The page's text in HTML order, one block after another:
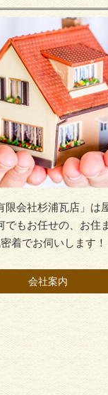
限会社杉浦瓦店」は
でもお任せの、お住
着でお伺いします！
会社案内